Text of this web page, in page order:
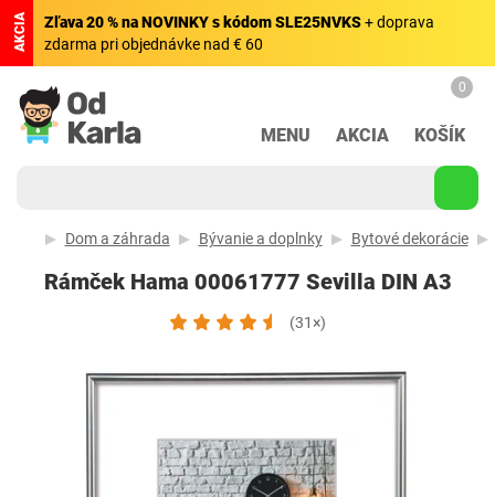
AKCIA Zľava 20 % na NOVINKY s kódom SLE25NVKS+ doprava
zdarma pri objednávke nad € 60
MENU AKCIA
0
KOŠÍK
Dom a záhrada Bývanie a doplnky Bytové dekorácie
Rámček Hama 00061777 Sevilla DIN A3
(31×)